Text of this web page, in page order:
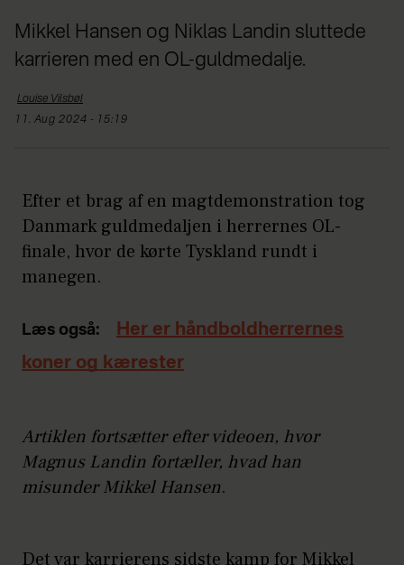
Mikkel Hansen og Niklas Landin sluttede
karrieren med en OL-guldmedalje.
Louise Vilsbøl
11. Aug 2024 - 15:19
Efter et brag af en magtdemonstration tog
Danmark guldmedaljen i herrernes OL-
finale, hvor de kørte Tyskland rundt i
manegen.
Læs også:
Her er håndboldherrernes
koner og kærester
Artiklen fortsætter efter videoen, hvor
Magnus Landin fortæller, hvad han
misunder Mikkel Hansen.
Det var karrierens sidste kamp for Mikkel